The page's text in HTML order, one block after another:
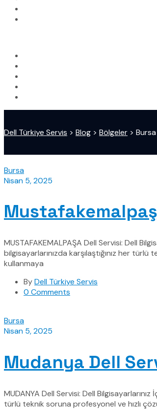
Dell Türkiye Servis > Blog > Bölgeler > Bursa
Bursa
Nisan 5, 2025
MUSTAFAKEMALPAŞA Dell Servisi: Dell
bilgisayarlarınızda karşılaştığınız her
kullanmaya
ByDell Türkiye Servis
0 Comments
Bursa
Nisan 5, 2025
Mudanya Dell
MUDANYA Dell Servisi: Dell
türlü teknik soruna profesyonel ve hızlı